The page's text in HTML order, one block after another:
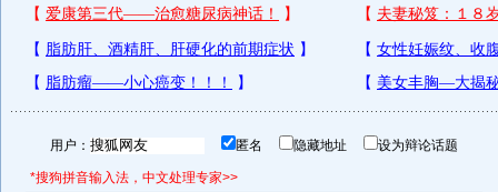
用户： 匿名 隐藏地址 设为辩论话题
*搜狗拼音输入法，中文处理专家>>